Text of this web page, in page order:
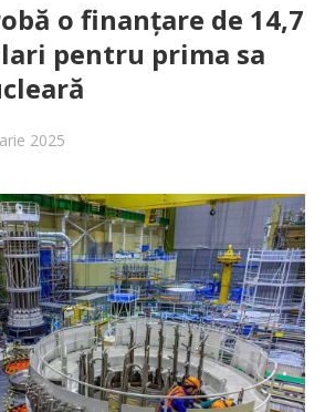
o finanţare de 14,7
pentru prima sa
2025